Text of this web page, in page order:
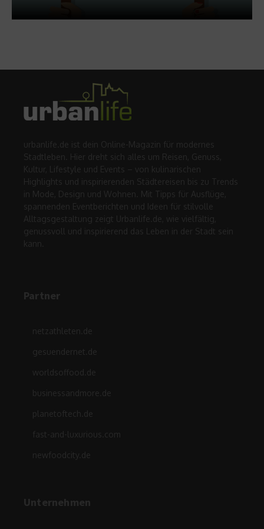
urbanlife.de ist dein Online-Magazin für modernes
Stadtleben. Hier dreht sich alles um Reisen, Genuss,
Kultur, Lifestyle und Events – von kulinarischen
Highlights und inspirierenden Städtereisen bis zu Trends
in Mode, Design und Wohnen. Mit Tipps für Ausflüge,
spannenden Eventberichten und Ideen für stilvolle
Alltagsgestaltung zeigt Urbanlife.de, wie vielfältig,
genussvoll und inspirierend das Leben in der Stadt sein
kann.
Partner
netzathleten.de
gesuendernet.de
worldsoffood.de
businessandmore.de
planetoftech.de
fast-and-luxurious.com
newfoodcity.de
Unternehmen